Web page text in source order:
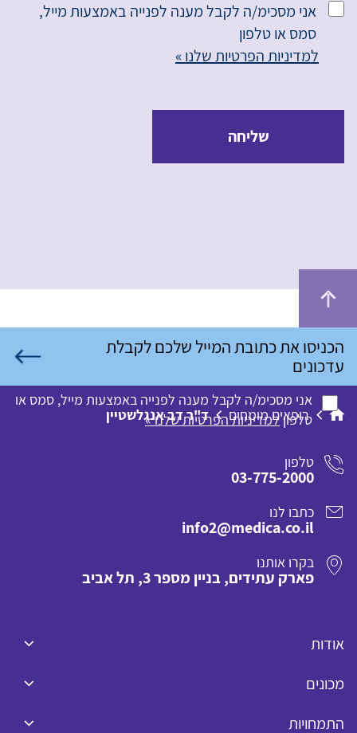
אני מסכימ/ה לקבל מענה לפנייה באמצעות מייל,
סמס או טלפון
למדיניות הפרטיות שלנו »
שליחה
אני מסכימ/ה לקבל מענה לפנייה באמצעות מייל, סמס או
טלפוןלמדיניות הפרטיות שלנו »
רופאים מומחים ד"ר דב אנגלשטיין
טלפון
03-775-2000
כתבו לנו
info2@medica.co.il
בקרו אותנו
פארק עתידים, בניין מספר 3, תל אביב
אודות
מכונים
התמחויות